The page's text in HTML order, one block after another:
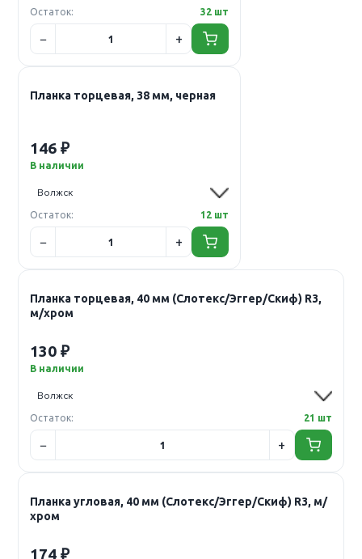
Остаток: 32 шт
Планка торцевая, 38 мм, черная
146 ₽
В наличии
Остаток: 12 шт
Планка торцевая, 40 мм (Слотекс/Эггер/Скиф) R3,
м/хром
130 ₽
В наличии
Остаток: 21 шт
Планка угловая, 40 мм (Слотекс/Эггер/Скиф) R3, м/
хром
174 ₽